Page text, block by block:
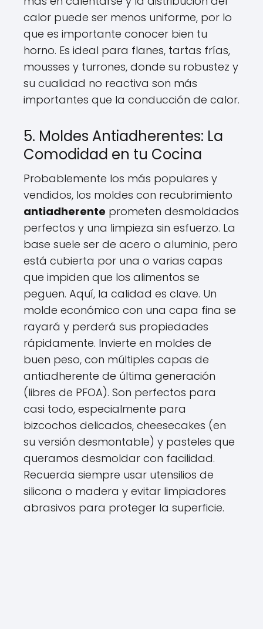
calor puede ser menos uniforme, por lo
que es importante conocer bien tu
horno. Es ideal para flanes, tartas frías,
mousses y turrones, donde su robustez y
su cualidad no reactiva son más
importantes que la conducción de calor.
5. Moldes Antiadherentes: La
Comodidad en tu Cocina
Probablemente los más populares y
vendidos, los moldes con recubrimiento
antiadherente prometen desmoldados
perfectos y una limpieza sin esfuerzo. La
base suele ser de acero o aluminio, pero
está cubierta por una o varias capas
que impiden que los alimentos se
peguen. Aquí, la calidad es clave. Un
molde económico con una capa fina se
rayará y perderá sus propiedades
rápidamente. Invierte en moldes de
buen peso, con múltiples capas de
antiadherente de última generación
(libres de PFOA). Son perfectos para
casi todo, especialmente para
bizcochos delicados, cheesecakes (en
su versión desmontable) y pasteles que
queramos desmoldar con facilidad.
Recuerda siempre usar utensilios de
silicona o madera y evitar limpiadores
abrasivos para proteger la superficie.